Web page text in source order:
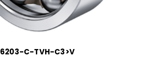
6203-C-TVH-C3>V